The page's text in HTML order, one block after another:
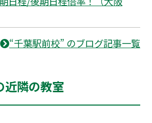
“千葉駅前校” のブログ記事一覧
近隣の教室